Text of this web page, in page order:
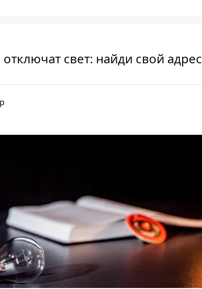
свет: найди свой адрес